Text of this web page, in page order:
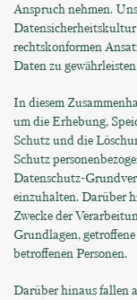
Anspruch nehmen.
rechtskonformen
Daten zu
In diesem
um die Erhebung,
Schutz und die
Schutz
Datenschutz-
einzuhalten. Darüber
Zwecke der
Grundlagen,
betroffenen Personen.
Darüber hinaus fallen